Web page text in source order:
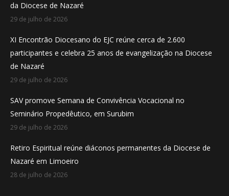
windowwindowwindow
da Diocese de Nazaré
29 de julho de 2026
XI Encontrão Diocesano do EJC reúne cerca de 2.600
participantes e celebra 25 anos de evangelização na Diocese
de Nazaré
29 de julho de 2026
SAV promove Semana de Convivência Vocacional no
Seminário Propedêutico, em Surubim
29 de julho de 2026
Retiro Espiritual reúne diáconos permanentes da Diocese de
Nazaré em Limoeiro
28 de julho de 2026